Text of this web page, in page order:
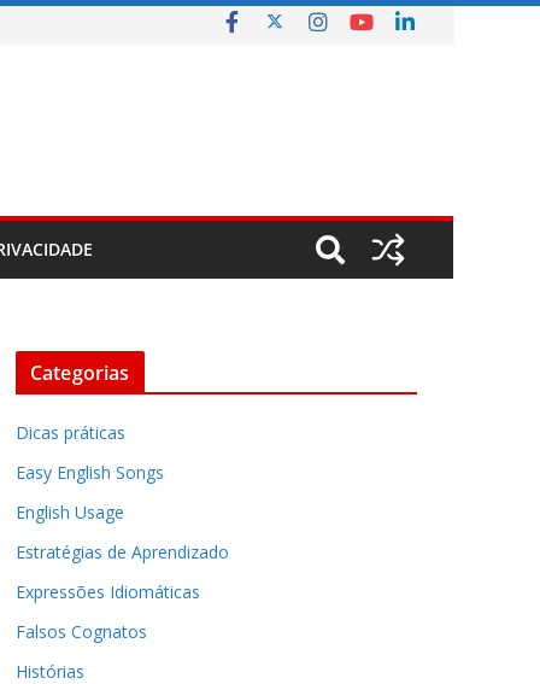
Categorias
Dicas práticas
Easy English Songs
English Usage
Estratégias de Aprendizado
Expressões Idiomáticas
Falsos Cognatos
Histórias